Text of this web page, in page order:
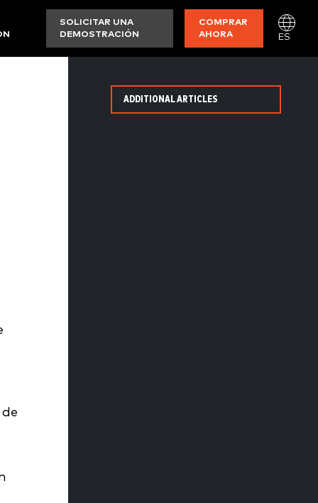
SOLICITAR UNA
DEMOSTRACIÓN
COMPRAR
AHORA
ES
ADDITIONAL ARTICLES